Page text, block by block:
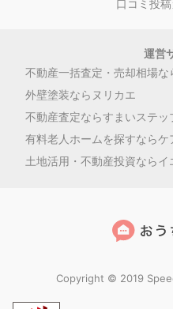
口コミ投
運営
不動産一括査定・売却相場な
外壁塗装ならヌリカエ
不動産査定ならすまいステッ
有料老人ホームを探すならケ
土地活用・不動産投資ならイ
Copyright © 2019